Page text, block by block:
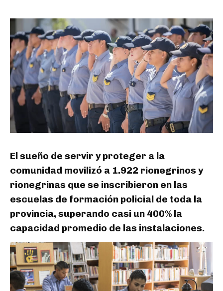
El sueño de servir y proteger a la
comunidad movilizó a 1.922 rionegrinos y
rionegrinas que se inscribieron en las
escuelas de formación policial de toda la
provincia, superando casi un 400% la
capacidad promedio de las instalaciones.